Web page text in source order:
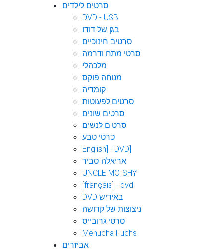
סרטים לילדים
DVD - USB
בגן של דודו
סרטים חינוכיים
סרטי מתח ודרמה
מלכהלי
מנוחה פוקס
קומדיה
סרטים לפעוטות
סרטים שונים
סרטים לנשים
סרטי טבע
English] - DVD]
אריאלה סביר
UNCLE MOISHY
[français] - dvd
DVD באידיש
ניצוצות של קדושה
סרטי גרובייס
Menucha Fuchs
אביזרים